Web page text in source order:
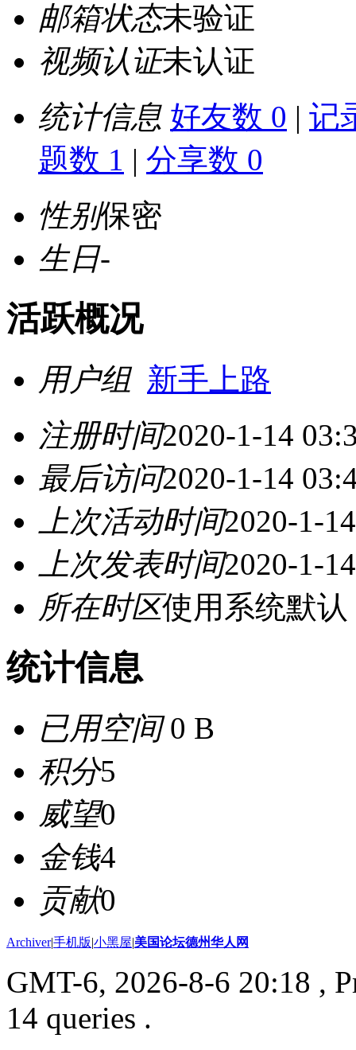
邮箱状态未验证
视频认证未认证
统计信息 好友数 0 | 记
题数 1 | 分享数 0
性别保密
生日-
活跃概况
用户组 新手上路
注册时间2020-1-14
最后访问2020-1-14
上次活动时间2020-1-
上次发表时间2020-1-
所在时区使用系统默认
统计信息
已用空间0 B
积分5
威望0
金钱4
贡献0
Archiver|手机版|小黑屋|美国论坛德州华人网
GMT-6, 2026-8-6 20:18 ,
14 queries .